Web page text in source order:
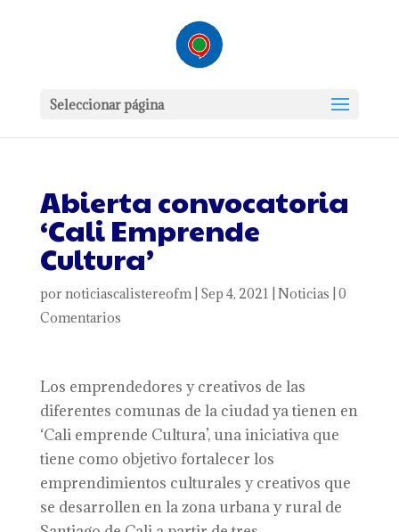
Seleccionar página
Abierta convocatoria
‘Cali Emprende
Cultura’
por noticiascalistereofm| Sep 4, 2021 Noticias 0
Comentarios
Los emprendedores y creativos de las
diferentes comunas de la ciudad ya tienen en
‘Cali emprende Cultura’, una iniciativa que
tiene como objetivo fortalecer los
emprendimientos culturales y creativos que
se desarrollen en la zona urbana y rural de